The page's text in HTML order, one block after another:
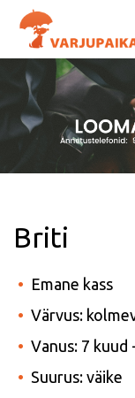
Briti
Emane kass
Värvus:
Vanus: 7 kuud
Suurus: väike